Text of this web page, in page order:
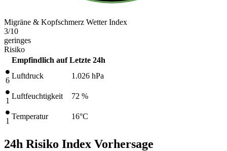
Migräne & Kopfschmerz Wetter Index
3/10
geringes
Risiko
Empfindlich auf Letzte 24h
6
Luftdruck 1.026 hPa
1
Luftfeuchtigkeit 72 %
1
Temperatur 16°C
24h Risiko Index Vorhersage